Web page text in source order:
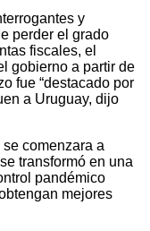
y
perder el grado
fiscales, el
gobierno a partir de
fue “destacado por
a Uruguay, dijo
comenzara a
transformó en una
pandémico
mejores